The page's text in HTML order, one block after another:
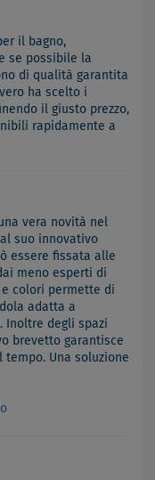
il bagno,
se possibile la
di qualità garantita
ha scelto i
il giusto prezzo,
rapidamente a
vera novità nel
suo innovativo
essere fissata alle
meno esperti di
colori permette di
adatta a
Inoltre degli spazi
brevetto garantisce
Una soluzione